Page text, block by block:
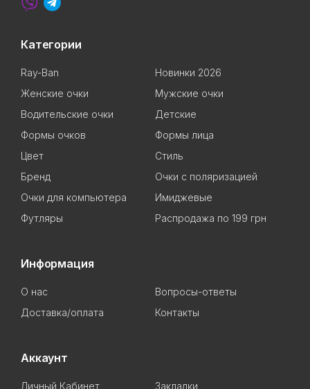
Категории
Ray-Ban
Новинки 2026
Женские очки
Мужские очки
Водительские очки
Детские
Формы очков
Формы лица
Цвет
Стиль
Бренд
Очки с поляризацией
Очки для компьютера
Имиджевые
Футляры
Распродажа по 199 грн
Информация
О нас
Вопросы-ответы
Доставка/оплата
Контакты
Аккаунт
Личный Кабинет Закладки